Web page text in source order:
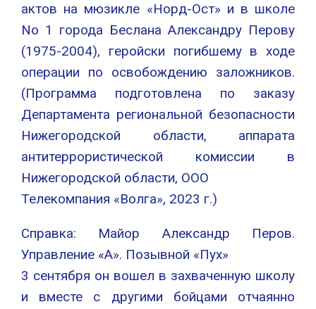
актов на мюзикле «Норд-Ост» и в школе
No 1 города Беслана Александру Перову
(1975-2004), геройски погибшему в ходе
операции по освобождению заложников.
(Программа подготовлена по заказу
Департамента региональной безопасности
Нижегородской области, аппарата
антитеррористической комиссии в
Нижегородской области, ООО
Телекомпания «Волга», 2023 г.)
Справка: Майор Александр Перов.
Управление «А». Позывной «Пух»
3 сентября он вошел в захваченную школу
и вместе с другими бойцами отчаянно